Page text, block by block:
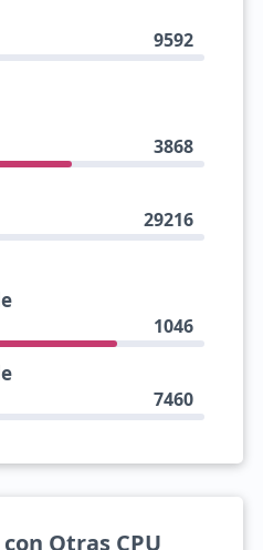
9592
3868
29216
1046
7460
Otras CPU